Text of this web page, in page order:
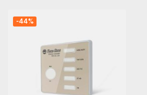
-44%